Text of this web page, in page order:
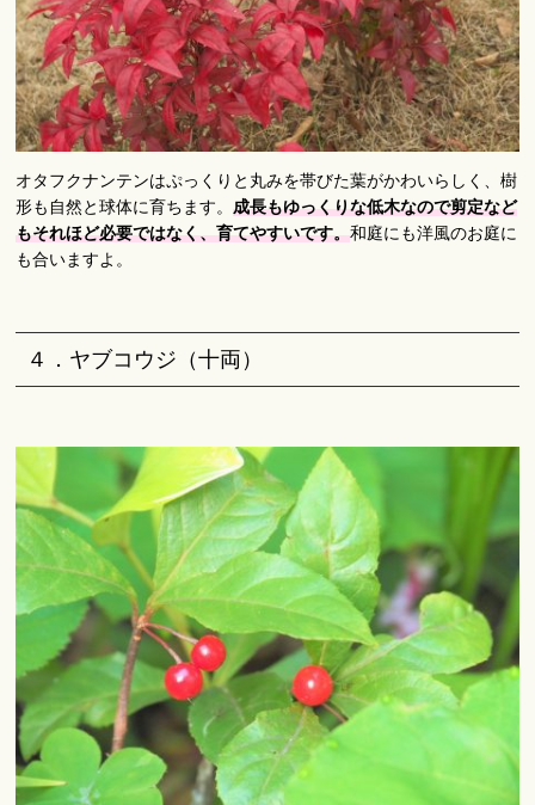
オタフクナンテンはぷっくりと丸みを帯びた葉がかわいらしく、樹
形も自然と球体に育ちます。成長もゆっくりな低木なので剪定など
もそれほど必要ではなく、育てやすいです。和庭にも洋風のお庭に
も合いますよ。
４．ヤブコウジ（十両）